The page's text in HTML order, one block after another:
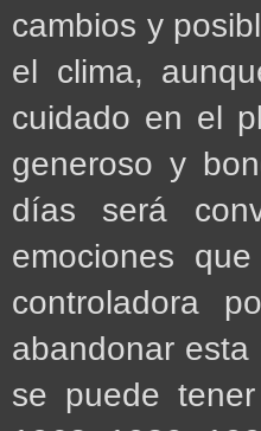
cambios y
el clima,
cuidado en el
generoso y
días será
emociones
controladora
abandonar esta
se puede